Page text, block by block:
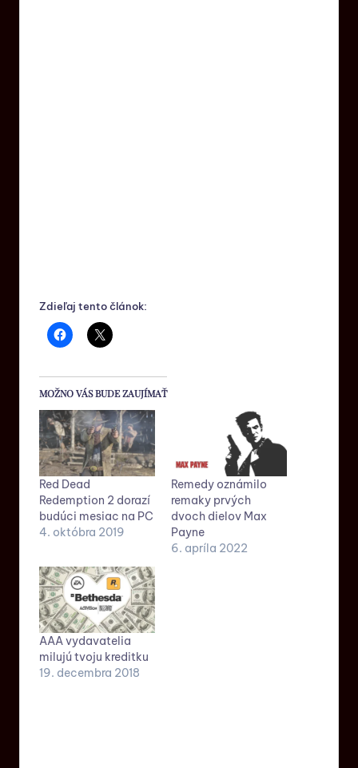
Zdieľaj tento článok:
MOŽNO VÁS BUDE ZAUJÍMAŤ
Red Dead
Redemption 2 dorazí
budúci mesiac na PC
4. októbra 2019
Remedy oznámilo
remaky prvých
dvoch dielov Max
Payne
6. apríla 2022
AAA vydavatelia
milujú tvoju kreditku
19. decembra 2018